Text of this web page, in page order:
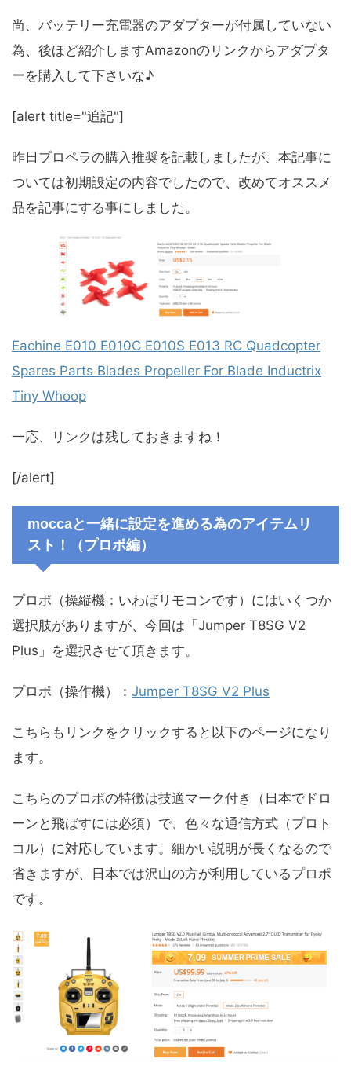
尚、バッテリー充電器のアダプターが付属していない
為、後ほど紹介しますAmazonのリンクからアダプタ
ーを購入して下さいな♪
[alert title="追記"]
昨日プロペラの購入推奨を記載しましたが、本記事に
ついては初期設定の内容でしたので、改めてオススメ
品を記事にする事にしました。
Eachine E010 E010C E010S E013 RC Quadcopter
Spares Parts Blades Propeller For Blade Inductrix
Tiny Whoop
一応、リンクは残しておきますね！
[/alert]
moccaと一緒に設定を進める為のアイテムリ
スト！（プロポ編）
プロポ（操縦機：いわばリモコンです）にはいくつか
選択肢がありますが、今回は「Jumper T8SG V2
Plus」を選択させて頂きます。
プロポ（操作機）： Jumper T8SG V2 Plus
こちらもリンクをクリックすると以下のページになり
ます。
こちらのプロポの特徴は技適マーク付き（日本でドロ
ーンと飛ばすには必須）で、色々な通信方式（プロト
コル）に対応しています。細かい説明が長くなるので
省きますが、日本では沢山の方が利用しているプロポ
です。